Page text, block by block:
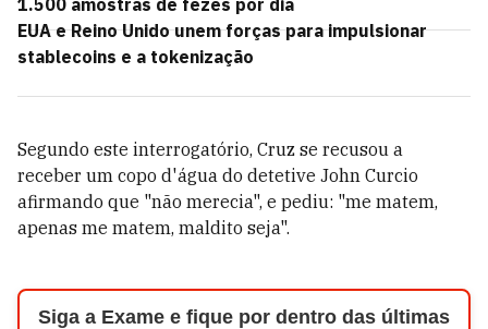
1.500 amostras de fezes por dia
EUA e Reino Unido unem forças para impulsionar
stablecoins e a tokenização
Segundo este interrogatório, Cruz se recusou a
receber um copo d'água do detetive John Curcio
afirmando que "não merecia", e pediu: "me matem,
apenas me matem, maldito seja".
Siga a Exame e fique por dentro das últimas